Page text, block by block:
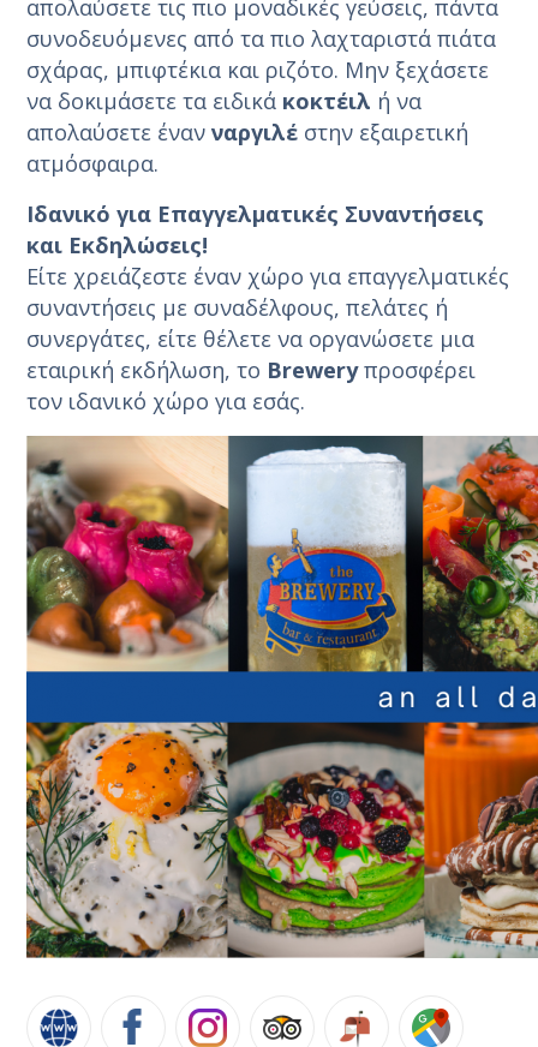
απολαύσετε τις πιο μοναδικές γεύσεις, πάντα
συνοδευόμενες από τα πιο λαχταριστά πιάτα
σχάρας, μπιφτέκια και ριζότο. Μην ξεχάσετε
να δοκιμάσετε τα ειδικά κοκτέιλ ή να
απολαύσετε ένανναργιλέ στην εξαιρετική
ατμόσφαιρα.
Ιδανικό για Επαγγελματικές Συναντήσεις
και Εκδηλώσεις!
Είτε χρειάζεστε έναν χώρο για επαγγελματικές
συναντήσεις με συναδέλφους, πελάτες ή
συνεργάτες, είτε θέλετε να οργανώσετε μια
εταιρική εκδήλωση, το Breweryπροσφέρει
τον ιδανικό χώρο για εσάς.